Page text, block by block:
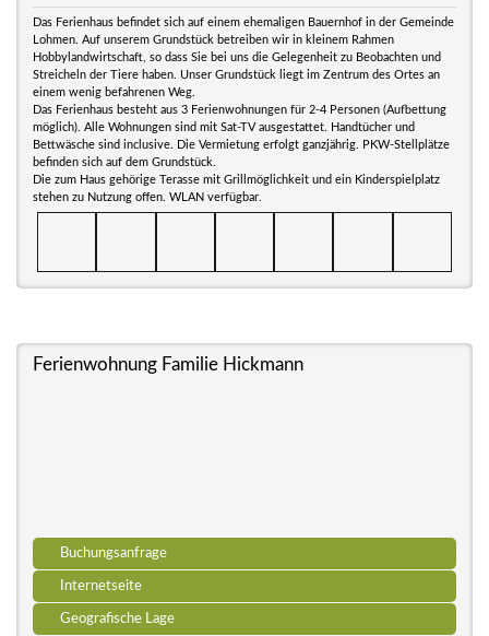
Das Ferienhaus befindet sich auf einem ehemaligen Bauernhof in der Gemeinde
Lohmen. Auf unserem Grundstück betreiben wir in kleinem Rahmen
Hobbylandwirtschaft, so dass Sie bei uns die Gelegenheit zu Beobachten und
Streicheln der Tiere haben. Unser Grundstück liegt im Zentrum des Ortes an
einem wenig befahrenen Weg.
Das Ferienhaus besteht aus 3 Ferienwohnungen für 2-4 Personen (Aufbettung
möglich). Alle Wohnungen sind mit Sat-TV ausgestattet. Handtücher und
Bettwäsche sind inclusive. Die Vermietung erfolgt ganzjährig. PKW-Stellplätze
befinden sich auf dem Grundstück.
Die zum Haus gehörige Terasse mit Grillmöglichkeit und ein Kinderspielplatz
stehen zu Nutzung offen. WLAN verfügbar.
Ferienwohnung Familie Hickmann
Buchungsanfrage
Internetseite
Geografische Lage